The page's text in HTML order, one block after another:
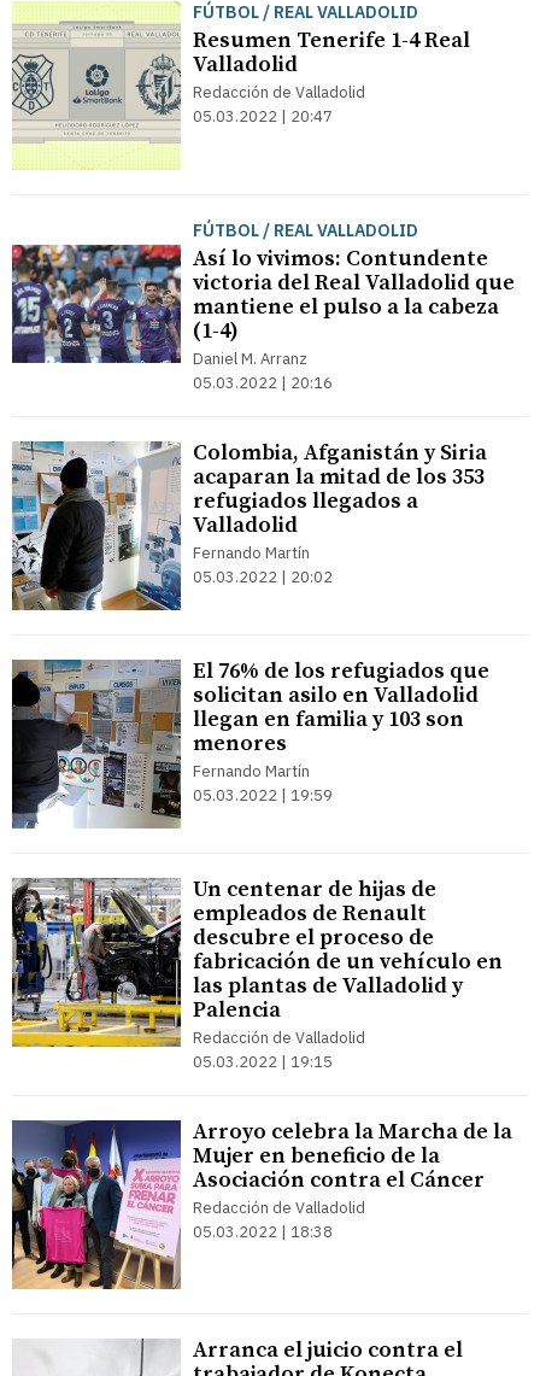
FÚTBOL / REAL VALLADOLID
Resumen Tenerife 1-4 Real
Valladolid
Redacción de Valladolid
05.03.2022 | 20:47
FÚTBOL / REAL VALLADOLID
Así lo vivimos: Contundente
victoria del Real Valladolid que
mantiene el pulso a la cabeza
(1-4)
Daniel M. Arranz
05.03.2022 | 20:16
Colombia, Afganistán y Siria
acaparan la mitad de los 353
refugiados llegados a
Valladolid
Fernando Martín
05.03.2022 | 20:02
El 76% de los refugiados que
solicitan asilo en Valladolid
llegan en familia y 103 son
menores
Fernando Martín
05.03.2022 | 19:59
Un centenar de hijas de
empleados de Renault
descubre el proceso de
fabricación de un vehículo en
las plantas de Valladolid y
Palencia
Redacción de Valladolid
05.03.2022 | 19:15
Arroyo celebra la Marcha de la
Mujer en beneficio de la
Asociación contra el Cáncer
Redacción de Valladolid
05.03.2022 | 18:38
Arranca el juicio contra el